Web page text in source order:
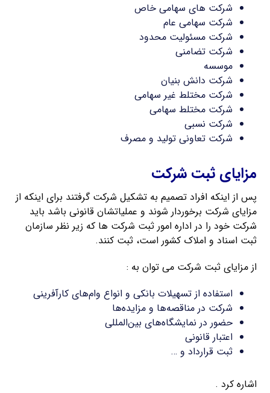
شرکت های سهامی خاص
شرکت سهامی عام
شرکت مسئولیت محدود
شرکت تضامنی
موسسه
شرکت دانش بنیان
شرکت مختلط غیر سهامی
شرکت مختلط سهامی
شرکت نسبی
شرکت تعاونی تولید و مصرف
مزایای ثبت شرکت
پس از اینکه افراد تصمیم به تشکیل شرکت گرفتند برای اینکه از
مزایای شرکت برخوردار شوند و عملیاتشان قانونی باشد باید
شرکت خود را در اداره امور ثبت شرکت‌ ها که زیر نظر سازمان
ثبت اسناد و املاک کشور است، ثبت کنند.
از مزایای ثبت شرکت می توان به :
استفاده از تسهیلات بانکی و انواع وام‌های کارآفرینی
شرکت در مناقصه‌ها و مزایده‌ها
حضور در نمایشگاه‌های بین‌المللی
اعتبار قانونی
ثبت قرارداد و …
اشاره کرد .